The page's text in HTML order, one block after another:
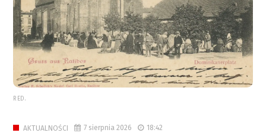
RED.
AKTUALNOŚCI 7 sierpnia 2026 18:42